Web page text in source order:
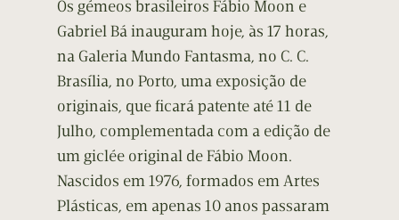
Os gémeos brasileiros Fábio Moon e
Gabriel Bá inauguram hoje, às 17 horas,
na Galeria Mundo Fantasma, no C. C.
Brasília, no Porto, uma exposição de
originais, que ficará patente até 11 de
Julho, complementada com a edição de
um giclée original de Fábio Moon.
Nascidos em 1976, formados em Artes
Plásticas, em apenas 10 anos passaram